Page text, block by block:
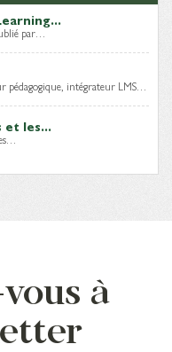
par…
pédagogique, intégrateur LMS…
et les...
à